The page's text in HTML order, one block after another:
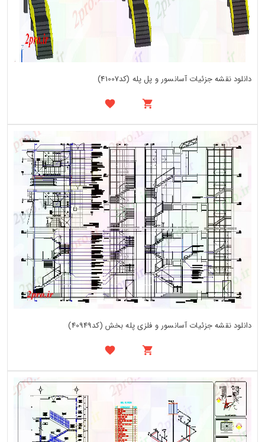
دانلود نقشه جزئیات آسانسور و پل پله (کد41007)
دانلود نقشه جزئیات آسانسور و فلزی پله بخش (کد40949)